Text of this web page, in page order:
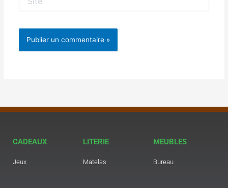
CADEAUX
Jeux
LITERIE
Matelas
MEUBLES
Bureau